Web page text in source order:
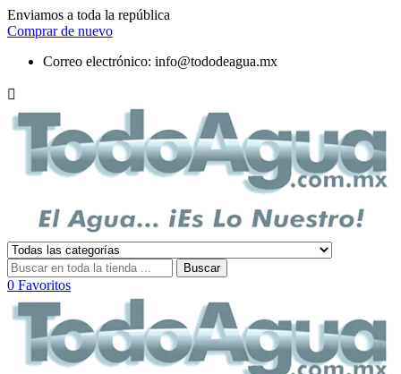
Enviamos a toda la república
Comprar de nuevo
Correo electrónico: info@tododeagua.mx

Buscar
0 Favoritos